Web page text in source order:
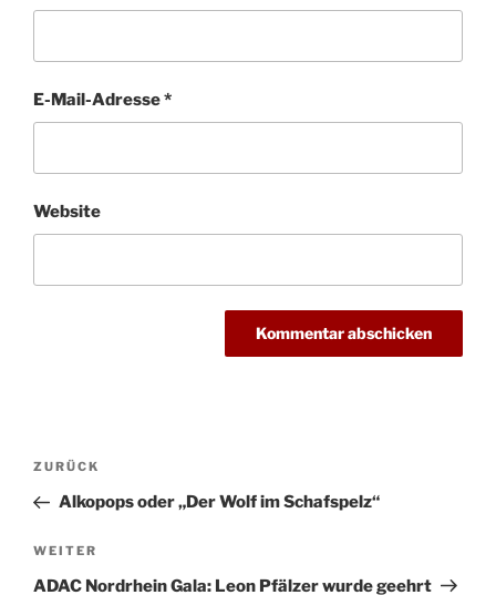
E-Mail-Adresse*
Website
Beitragsnavigation
Vorheriger
Beitrag
ZURÜCK
Alkopops oder „Der Wolf im Schafspelz“
Nächster
Beitrag
WEITER
ADAC Nordrhein Gala: Leon Pfälzer wurde geehrt